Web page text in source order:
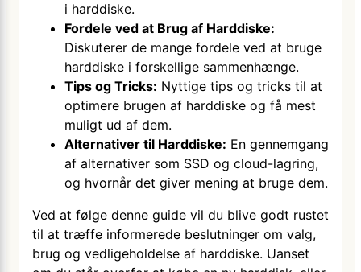
i harddiske.
Fordele ved at Brug af Harddiske:
Diskuterer de mange fordele ved at bruge
harddiske i forskellige sammenhænge.
Tips og Tricks: Nyttige tips og tricks til at
optimere brugen af harddiske og få mest
muligt ud af dem.
Alternativer til Harddiske: En gennemgang
af alternativer som SSD og cloud-lagring,
og hvornår det giver mening at bruge dem.
Ved at følge denne guide vil du blive godt rustet
til at træffe informerede beslutninger om valg,
brug og vedligeholdelse af harddiske. Uanset